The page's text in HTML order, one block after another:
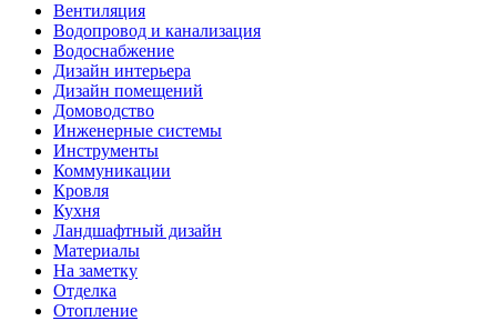
Вентиляция
Водопровод и канализация
Водоснабжение
Дизайн интерьера
Дизайн помещений
Домоводство
Инженерные системы
Инструменты
Коммуникации
Кровля
Кухня
Ландшафтный дизайн
Материалы
На заметку
Отделка
Отопление